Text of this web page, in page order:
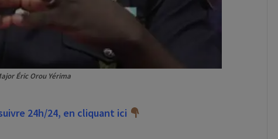
Éric Orou Yérima
24h/24, en cliquant ici